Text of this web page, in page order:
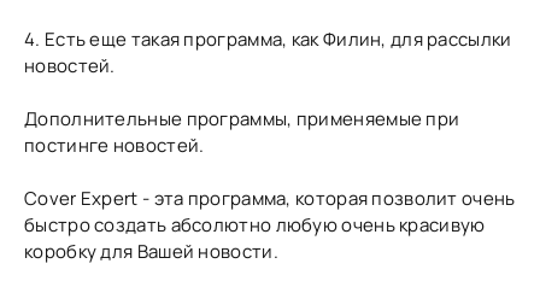
4. Есть еще такая программа, как Филин, для рассылки
новостей.
Дополнительные программы, применяемые при
постинге новостей.
Cover Expert - эта программа, которая позволит очень
быстро создать абсолютно любую очень красивую
коробку для Вашей новости.